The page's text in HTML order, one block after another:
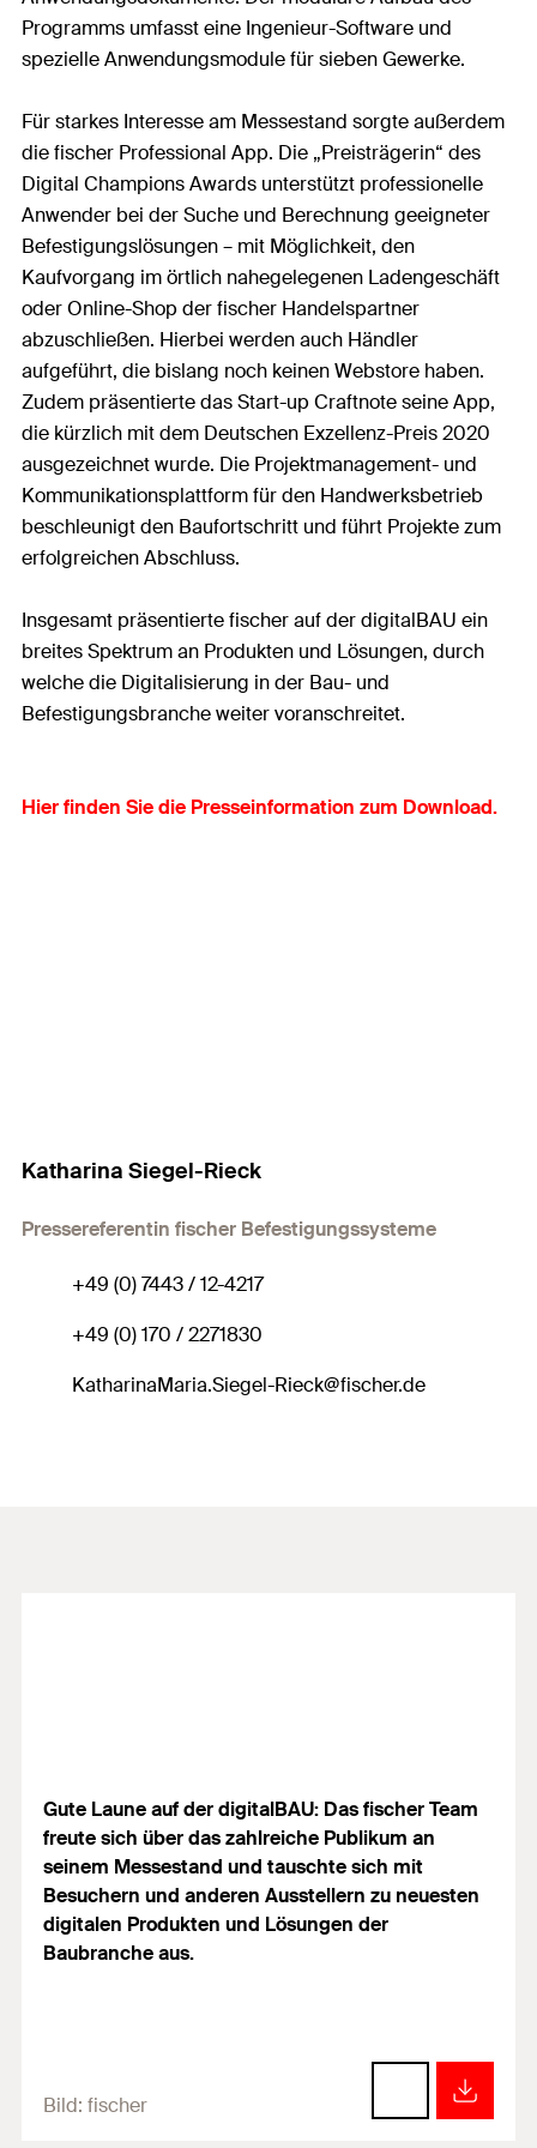
Programms umfasst eine Ingenieur-Software und
spezielle Anwendungsmodule für sieben Gewerke.
Für starkes Interesse am Messestand sorgte außerdem
die fischer Professional App. Die „Preisträgerin“ des
Digital Champions Awards unterstützt professionelle
Anwender bei der Suche und Berechnung geeigneter
Befestigungslösungen – mit Möglichkeit, den
Kaufvorgang im örtlich nahegelegenen Ladengeschäft
oder Online-Shop der fischer Handelspartner
abzuschließen. Hierbei werden auch Händler
aufgeführt, die bislang noch keinen Webstore haben.
Zudem präsentierte das Start-up Craftnote seine App,
die kürzlich mit dem Deutschen Exzellenz-Preis 2020
ausgezeichnet wurde. Die Projektmanagement- und
Kommunikationsplattform für den Handwerksbetrieb
beschleunigt den Baufortschritt und führt Projekte zum
erfolgreichen Abschluss.
Insgesamt präsentierte fischer auf der digitalBAU ein
breites Spektrum an Produkten und Lösungen, durch
welche die Digitalisierung in der Bau- und
Befestigungsbranche weiter voranschreitet.
Hier finden Sie die Presseinformation zum Download.
Katharina Siegel-Rieck
Pressereferentin fischer Befestigungssysteme
+49 (0) 7443 / 12-4217
+49 (0) 170 / 2271830
KatharinaMaria.Siegel-Rieck@fischer.de
Gute Laune auf der digitalBAU: Das fischer Team
freute sich über das zahlreiche Publikum an
seinem Messestand und tauschte sich mit
Besuchern und anderen Ausstellern zu neuesten
digitalen Produkten und Lösungen der
Baubranche aus.
Bild: fischer